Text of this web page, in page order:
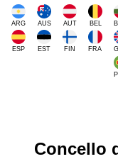
ARG AUS AUT BEL
ESP EST FIN FRA
Concello